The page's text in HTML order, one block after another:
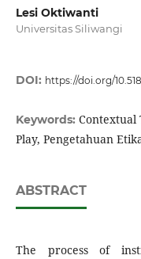
Lesi Oktiwanti
Universitas Siliwangi
DOI: https://doi.org/
Keywords: Contextual
Play, Pengetahuan
ABSTRACT
The process of